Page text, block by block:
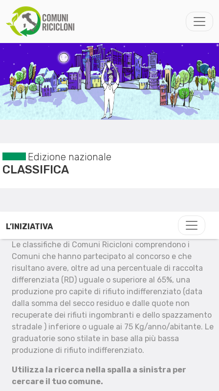
Edizione nazionale
CLASSIFICA
L’INIZIATIVA
Le classifiche di Comuni Ricicloni comprendono i
Comuni che hanno partecipato al concorso e che
risultano avere, oltre ad una percentuale di raccolta
differenziata (RD) uguale o superiore al 65%, una
produzione pro capite di rifiuto indifferenziato (data
dalla somma del secco residuo e dalle quote non
recuperate dei rifiuti ingombranti e dello spazzamento
stradale ) inferiore o uguale ai 75 Kg/anno/abitante. Le
graduatorie sono stilate in base alla più bassa
produzione di rifiuto indifferenziato.
Utilizza la ricerca nella spalla a sinistra per
cercare il tuo comune.